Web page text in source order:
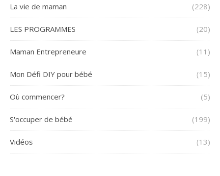
La vie de maman (228)
LES PROGRAMMES (20)
Maman Entrepreneure (11)
Mon Défi DIY pour bébé (15)
Où commencer? (5)
S'occuper de bébé (199)
Vidéos (13)